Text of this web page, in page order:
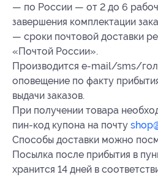
— по России — от 2 до 6
завершения комплектации
— сроки почтовой доставки
«Почтой России».
Производится e-mail/sms/
оповещение по факту
выдачи заказов.
При получении товара
пин-код купона на почту
Способы доставки можно
Посылка после прибытия в
хранится 14 дней в